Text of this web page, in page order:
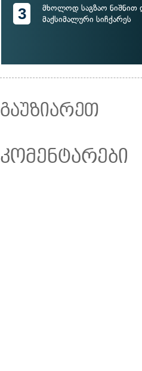
3
მხოლოდ საგზაო ნიშნით
მაქსიმალური სიჩქარეს
გაუზიარეთ
კომენტარები